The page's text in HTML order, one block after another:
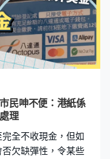
低地台小巴正在維
廠「冇咗呢部
便的九旬父親到醫院
專科門診，她指低
間中可提供服務，
沒有拿政府資助，
承諾的服務。」 要
，經常坐的士出入長
民呻不便：港紙係
理
全不收現金，但如
欠缺彈性，令某些